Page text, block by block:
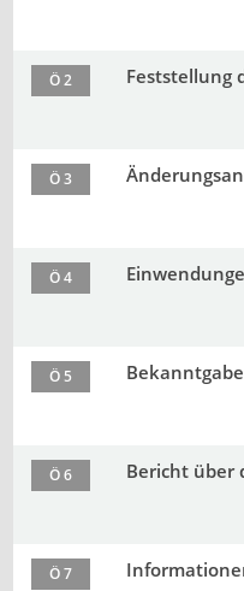
Ö 2 Feststellung
Ö 3
Ö 4
Ö 5
Ö 6 Bericht über
Ö 7